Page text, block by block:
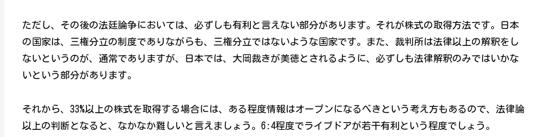
ただし、その後の法廷論争においては、必ずしも有利と言えない部分があります。それが株式の取得方法です。日本
の国家は、三権分立の制度でありながらも、三権分立ではないような国家です。また、裁判所は法律以上の解釈をし
ないというのが、通常でありますが、日本では、大岡裁きが美徳とされるように、必ずしも法律解釈のみではいかな
いという部分があります。
それから、33%以上の株式を取得する場合には、ある程度情報はオープンになるべきという考え方もあるので、法律論
以上の判断となると、なかなか難しいと言えましょう。6:4程度でライブドアが若干有利という程度でしょう。